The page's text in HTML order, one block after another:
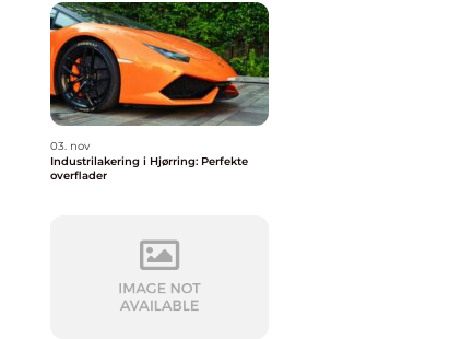
03. nov
Industrilakering i Hjørring: Perfekte
overflader